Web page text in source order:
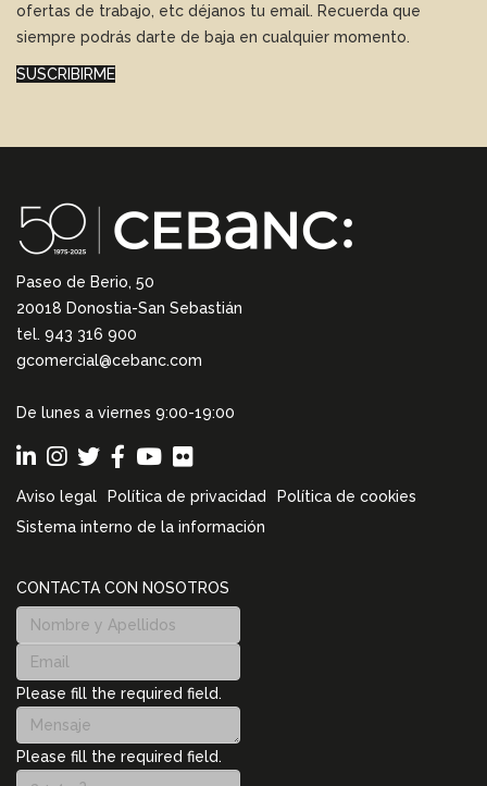
ofertas de trabajo, etc déjanos tu email. Recuerda que
siempre podrás darte de baja en cualquier momento.
SUSCRIBIRME
Paseo de Berio, 50
20018 Donostia-San Sebastián
tel. 943 316 900
gcomercial@cebanc.com
De lunes a viernes 9:00-19:00
Aviso legal Política de privacidad
Política de cookies
Sistema interno de la información
CONTACTA CON NOSOTROS
Please fill the required field.
Please fill the required field.